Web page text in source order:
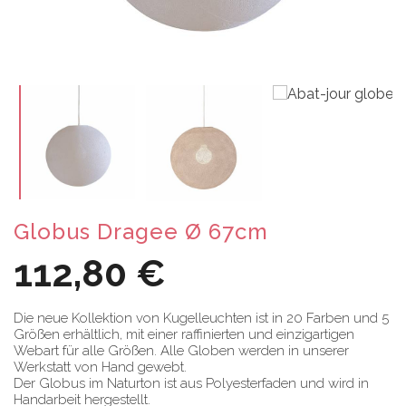
Globus Dragee Ø 67cm
112,80 €
Die neue Kollektion von Kugelleuchten ist in 20 Farben und 5
Größen erhältlich, mit einer raffinierten und einzigartigen
Webart für alle Größen. Alle Globen werden in unserer
Werkstatt von Hand gewebt.
Der Globus im Naturton ist aus Polyesterfaden und wird in
Handarbeit hergestellt.